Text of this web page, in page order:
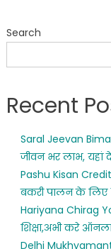
Search
Recent
Saral Jeevan
जीवन भर लाभ, यहां
Pashu Kisan
बकरी पालन के
Hariyana Chirag
शिक्षा,अभी करे
Delhi